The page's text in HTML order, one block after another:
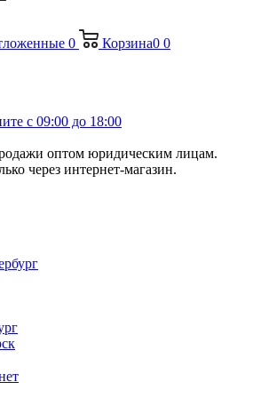
0 Корзина0 0
с 09:00 до 18:00
оптом юридическим лицам.
через интернет-магазин.